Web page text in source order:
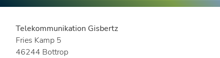
Telekommunikation Gisbertz
Fries Kamp 5
46244 Bottrop